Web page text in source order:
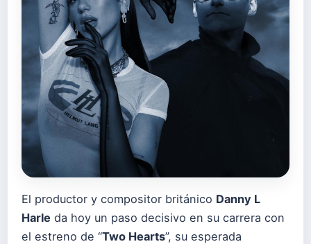
El productor y compositor británico Danny L
Harle da hoy un paso decisivo en su carrera con
el estreno de “Two Hearts”, su esperada